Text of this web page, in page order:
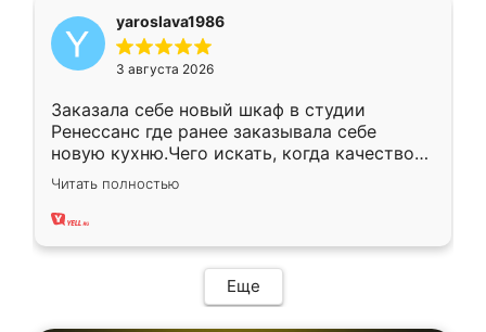
yaroslava1986
3 августа 2026
Заказала себе новый шкаф в студии
Ренессанс где ранее заказывала себе
новую кухню.Чего искать, когда качеством
вполне довольна. Служит кухня уже почти
два года, нареканий нет.
Читать полностью
Еще